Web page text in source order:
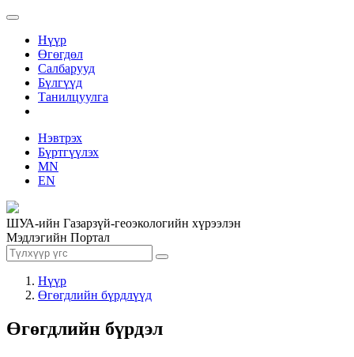
Нүүр
Өгөгдөл
Салбарууд
Бүлгүүд
Танилцуулга
Нэвтрэх
Бүртгүүлэх
MN
EN
ШУА-ийн Газарзүй-геоэкологийн хүрээлэн
Мэдлэгийн Портал
Нүүр
Өгөгдлийн бүрдлүүд
Өгөгдлийн бүрдэл